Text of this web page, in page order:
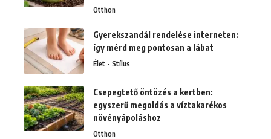
Otthon
Gyerekszandál rendelése interneten:
így mérd meg pontosan a lábat
Élet - Stílus
Csepegtető öntözés a kertben:
egyszerű megoldás a víztakarékos
növényápoláshoz
Otthon